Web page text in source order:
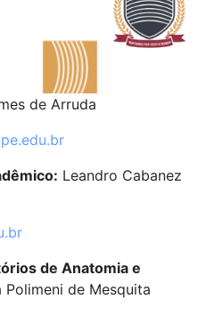
de Arruda
Leandro Cabanez
de Anatomia e
Polimeni de Mesquita